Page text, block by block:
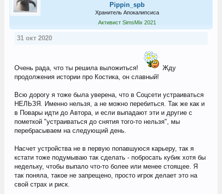
Pippin_spb
Хранитель Апокалипсиса
Активист SimsMix 2021
31 окт 2020
Очень рада, что ты решила выложиться!
Жду
продолжения истории про Костика, он славный!
Всю дорогу я тоже была уверена, что в Соцсети устраиваться
НЕЛЬЗЯ. Именно нельзя, а не можно перебиться. Так же как и
в Повары идти до Автора, и если выпадают эти и другие с
пометкой "устраиваться до снятия того-то нельзя", мы
перебрасываем на следующий день.
Насчет устройства не в первую попавшуюся карьеру, так я
кстати тоже подумываю так сделать - побросать кубик хотя бы
недельку, чтобы выпало что-то более или менее стоящее. Я
так поняла, такое не запрещено, просто игрок делает это на
свой страх и риск.